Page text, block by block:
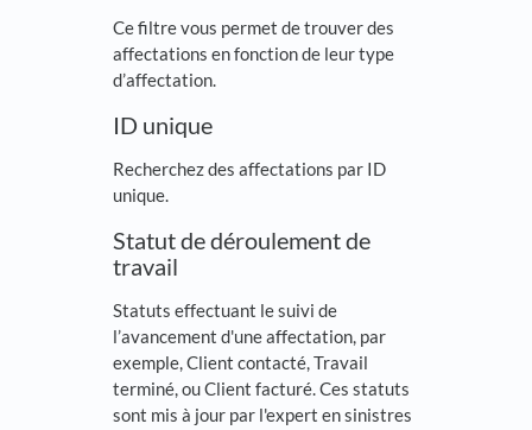
Ce filtre vous permet de trouver des
affectations en fonction de leur type
d’affectation.
ID unique
Recherchez des affectations par ID
unique.
Statut de déroulement de
travail
Statuts effectuant le suivi de
l’avancement d'une affectation, par
exemple, Client contacté, Travail
terminé, ou Client facturé. Ces statuts
sont mis à jour par l'expert en sinistres